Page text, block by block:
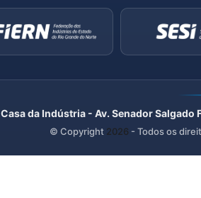
Casa da Indústria - Av. Senador
© Copyright 2026 - Todos os